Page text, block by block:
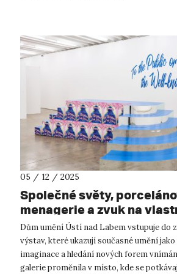
05 / 12 / 2025
Společné světy,
menagerie a zvuk na
umění Ústí nad Labem
výstavy!
Dům umění Ústí nad Labem vstupuje do
výstav, které ukazují současné umění
imaginace a hledání nových forem
galerie proměnila v místo, kde se